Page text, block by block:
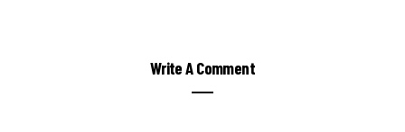
Write A Comment